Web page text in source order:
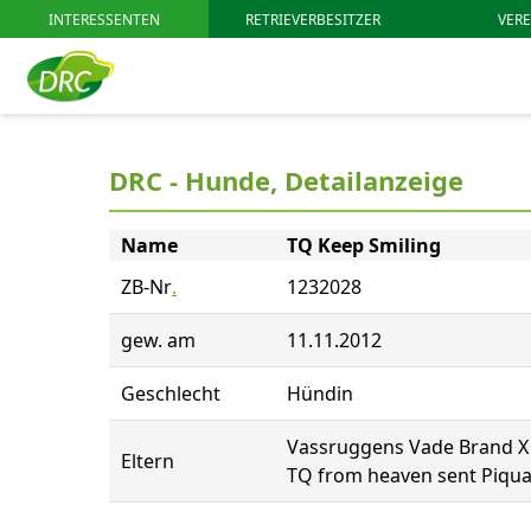
INTERESSENTEN RETRIEVERBESITZER
DRC - Hunde, Detailanzeige
Name
TQ Keep Smiling
ZB-Nr. 1232028
gew. am 11.11.2012
Geschlecht Hündin
Eltern
Vassruggens Vade Brand X
TQ from heaven sent Piqua